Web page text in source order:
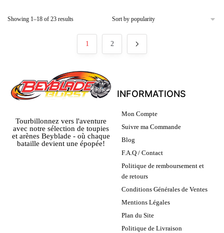
Showing 1–18 of 23 results
1 2
Tourbillonnez vers l'aventure
avec notre sélection de toupies
et arènes Beyblade - où chaque
bataille devient une épopée!
INFORMATIONS
Mon Compte
Suivre ma Commande
Blog
F.A.Q / Contact
Politique de remboursement et
de retours
Conditions Générales de Ventes
Mentions Légales
Plan du Site
Politique de Livraison